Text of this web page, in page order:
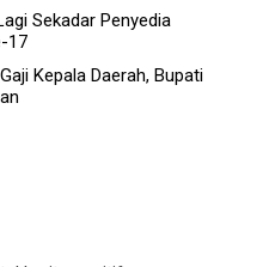
Sekadar Penyedia
17
Kepala Daerah, Bupati